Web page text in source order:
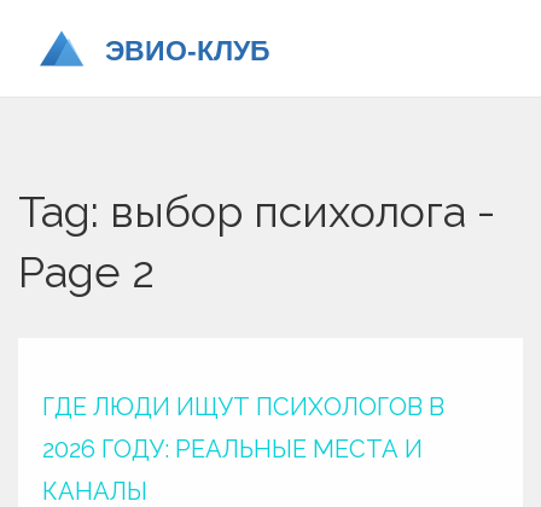
Tag: выбор психолога -
Page 2
ГДЕ ЛЮДИ ИЩУТ ПСИХОЛОГОВ В
2026 ГОДУ: РЕАЛЬНЫЕ МЕСТА И
КАНАЛЫ